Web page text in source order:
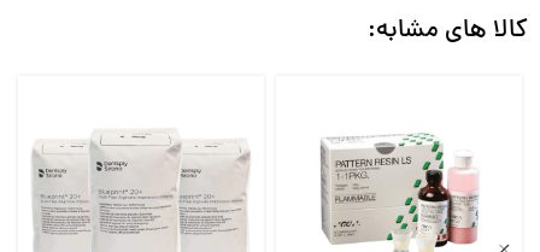
کالا های مشابه: